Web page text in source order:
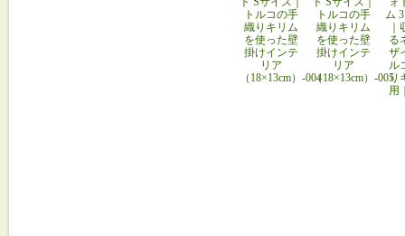
トルコの手
織りキリム
を使った壁
掛けインテ
リア
（18×13cm）-004
トルコの手
織りキリム
を使った壁
掛けインテ
リア
（18×13cm）-005
ム
る
ザ
ル
り
用